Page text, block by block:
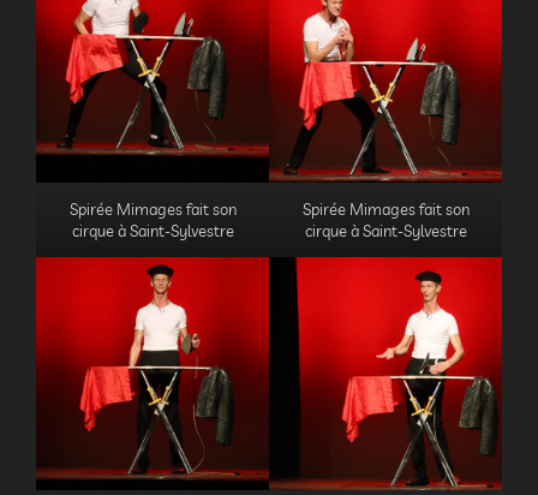
Spirée Mimages fait son
cirque à Saint-Sylvestre
Spirée Mimages fait son
cirque à Saint-Sylvestre